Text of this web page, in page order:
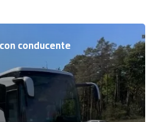
conducente